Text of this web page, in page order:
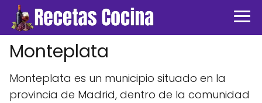
Monteplata
Monteplata es un municipio situado en la
provincia de Madrid, dentro de la comunidad